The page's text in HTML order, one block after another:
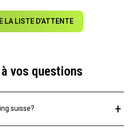
LA LISTE D’ATTENTE
vos questions
suisse? +